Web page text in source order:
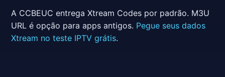
A CCBEUC entrega Xtream Codes por padrão. M3U
URL é opção para apps antigos. Pegue seus dados
Xtream no teste IPTV grátis.